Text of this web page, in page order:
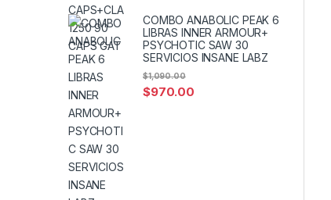
COMBO ANABOLIC PEAK 6
LIBRAS INNER ARMOUR+
PSYCHOTIC SAW 30
SERVICIOS INSANE LABZ
$970.00
$1,090.00